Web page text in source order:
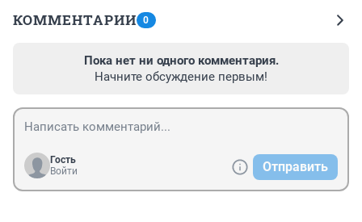
КОММЕНТАРИИ 0
Пока нет ни одного комментария.
Начните обсуждение первым!
Гость
Войти
Отправить